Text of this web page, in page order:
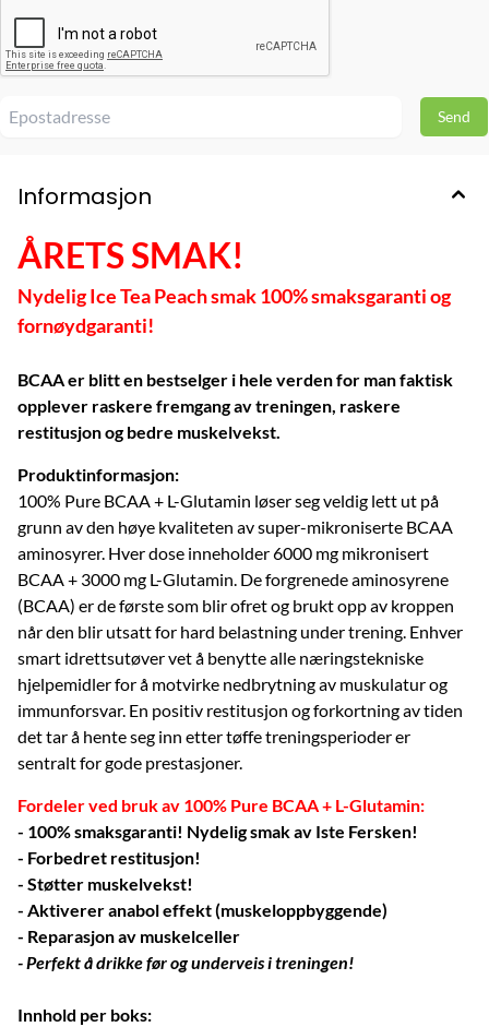
Informasjon
ÅRETS SMAK!
Nydelig Ice Tea Peach smak 100% smaksgaranti og
fornøydgaranti!
BCAA er blitt en bestselger i hele verden for man faktisk
opplever raskere fremgang av treningen, raskere
restitusjon og bedre muskelvekst.
Produktinformasjon:
100% Pure BCAA + L-Glutamin løser seg veldig lett ut på
grunn av den høye kvaliteten av super-mikroniserte BCAA
aminosyrer. Hver dose inneholder 6000 mg mikronisert
BCAA + 3000 mg L-Glutamin. De forgrenede aminosyrene
(BCAA) er de første som blir ofret og brukt opp av kroppen
når den blir utsatt for hard belastning under trening. Enhver
smart idrettsutøver vet å benytte alle næringstekniske
hjelpemidler for å motvirke nedbrytning av muskulatur og
immunforsvar. En positiv restitusjon og forkortning av tiden
det tar å hente seg inn etter tøffe treningsperioder er
sentralt for gode prestasjoner.
Fordeler ved bruk av 100% Pure BCAA + L-Glutamin:
- 100% smaksgaranti! Nydelig smak av Iste Fersken!
- Forbedret restitusjon!
- Støtter muskelvekst!
- Aktiverer anabol effekt (muskeloppbyggende)
- Reparasjon av muskelceller
- Perfekt å drikke før og underveis i treningen!
Innhold per boks: